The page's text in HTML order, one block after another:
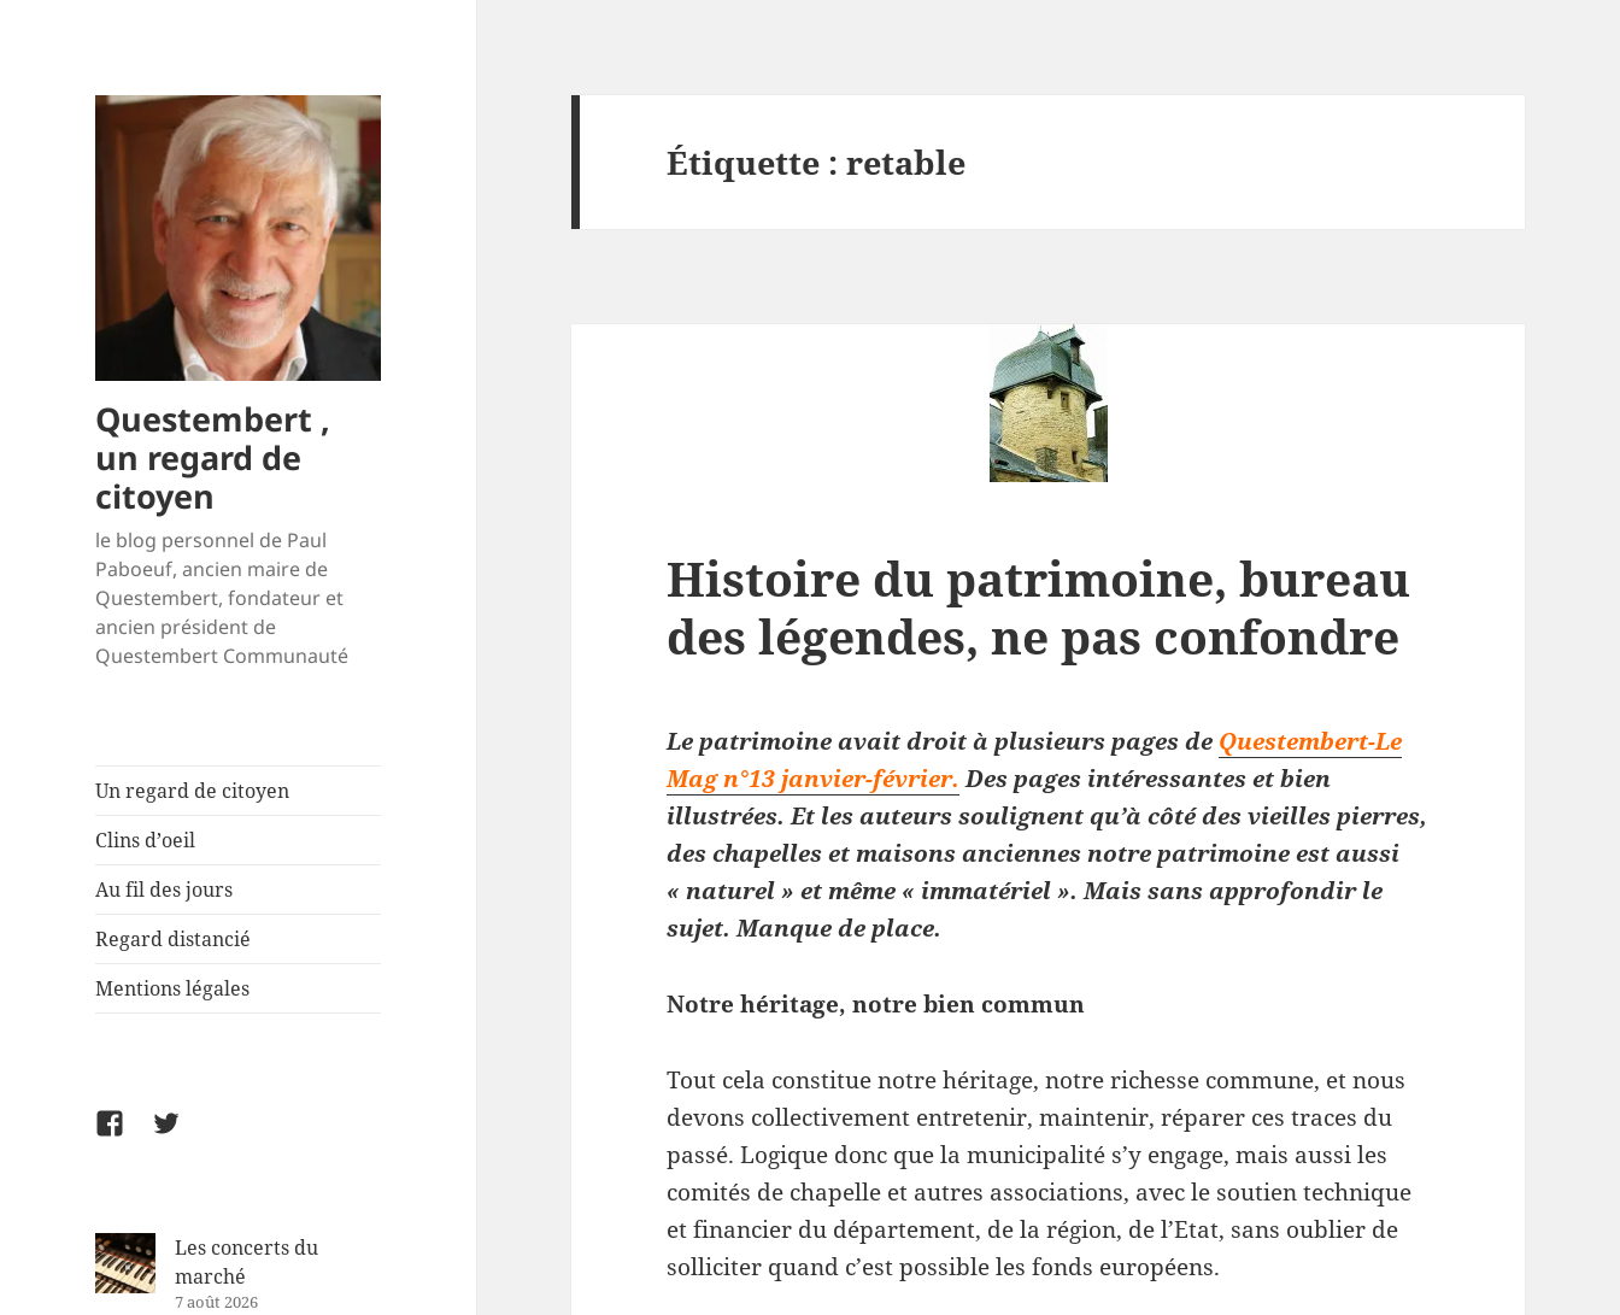
Questembert ,
un regard de
citoyen
le blog personnel de Paul
Paboeuf, ancien maire de
Questembert, fondateur et
ancien président de
Questembert Communauté
Un regard de citoyen
Clins d’oeil
Au fil des jours
Regard distancié
Mentions légales
FacebookTwitter
Les concerts du
marché
7 août 2026
Étiquette :retable
Histoire du patrimoine, bureau
des légendes, ne pas confondre
Le patrimoine avait droit à plusieurs pages de Questembert-Le
Mag n°13 janvier-février. Des pages intéressantes et bien
illustrées. Et les auteurs soulignent qu’à côté des vieilles pierres,
des chapelles et maisons anciennes notre patrimoine est aussi
« naturel » et même « immatériel ». Mais sans approfondir le
sujet. Manque de place.
Notre héritage, notre bien commun
Tout cela constitue notre héritage, notre richesse commune, et nous
devons collectivement entretenir, maintenir, réparer ces traces du
passé. Logique donc que la municipalité s’y engage, mais aussi les
comités de chapelle et autres associations, avec le soutien technique
et financier du département, de la région, de l’Etat, sans oublier de
solliciter quand c’est possible les fonds européens.